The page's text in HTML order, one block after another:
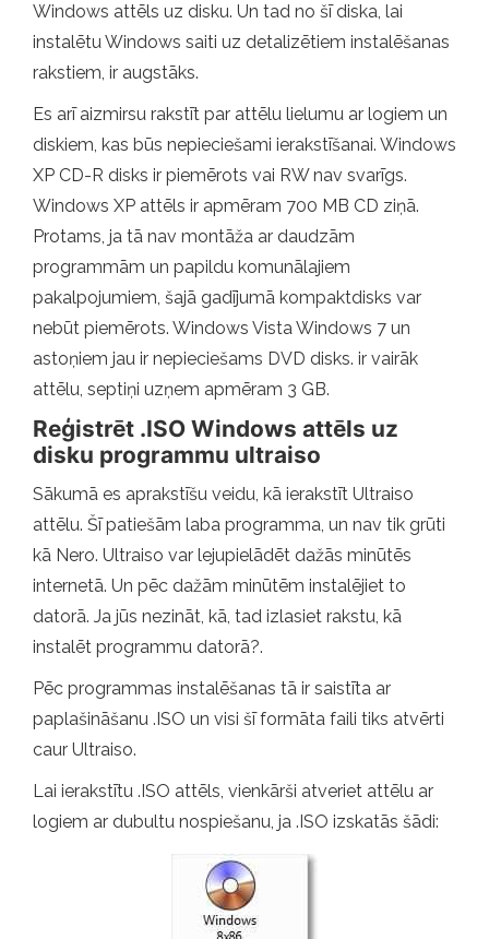
Windows attēls uz disku. Un tad no šī diska, lai
instalētu Windows saiti uz detalizētiem instalēšanas
rakstiem, ir augstāks.
Es arī aizmirsu rakstīt par attēlu lielumu ar logiem un
diskiem, kas būs nepieciešami ierakstīšanai. Windows
XP CD-R disks ir piemērots vai RW nav svarīgs.
Windows XP attēls ir apmēram 700 MB CD ziņā.
Protams, ja tā nav montāža ar daudzām
programmām un papildu komunālajiem
pakalpojumiem, šajā gadījumā kompaktdisks var
nebūt piemērots. Windows Vista Windows 7 un
astoņiem jau ir nepieciešams DVD disks. ir vairāk
attēlu, septiņi uzņem apmēram 3 GB.
Reģistrēt .ISO Windows attēls uz
disku programmu ultraiso
Sākumā es aprakstīšu veidu, kā ierakstīt Ultraiso
attēlu. Šī patiešām laba programma, un nav tik grūti
kā Nero. Ultraiso var lejupielādēt dažās minūtēs
internetā. Un pēc dažām minūtēm instalējiet to
datorā. Ja jūs nezināt, kā, tad izlasiet rakstu, kā
instalēt programmu datorā?.
Pēc programmas instalēšanas tā ir saistīta ar
paplašināšanu .ISO un visi šī formāta faili tiks atvērti
caur Ultraiso.
Lai ierakstītu .ISO attēls, vienkārši atveriet attēlu ar
logiem ar dubultu nospiešanu, ja .ISO izskatās šādi: